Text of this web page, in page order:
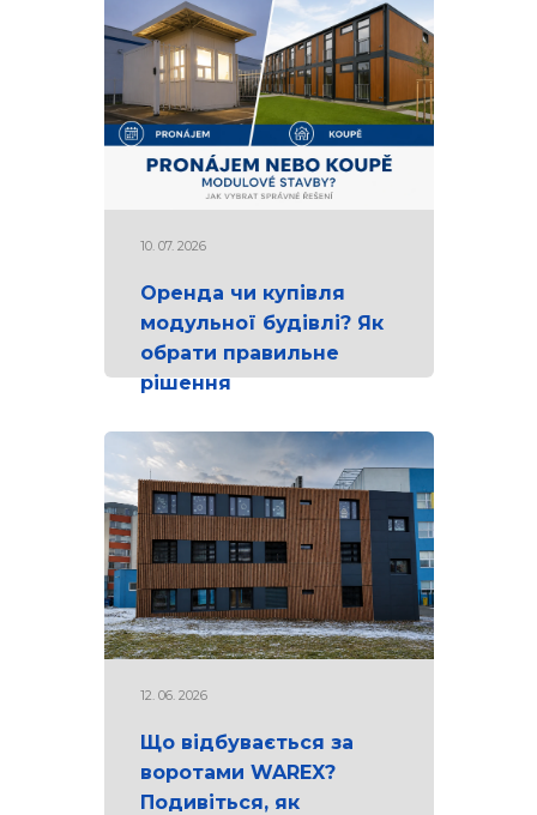
10. 07. 2026
Оренда чи купівля
модульної будівлі? Як
обрати правильне
рішення
12. 06. 2026
Що відбувається за
воротами WAREX?
Подивіться, як